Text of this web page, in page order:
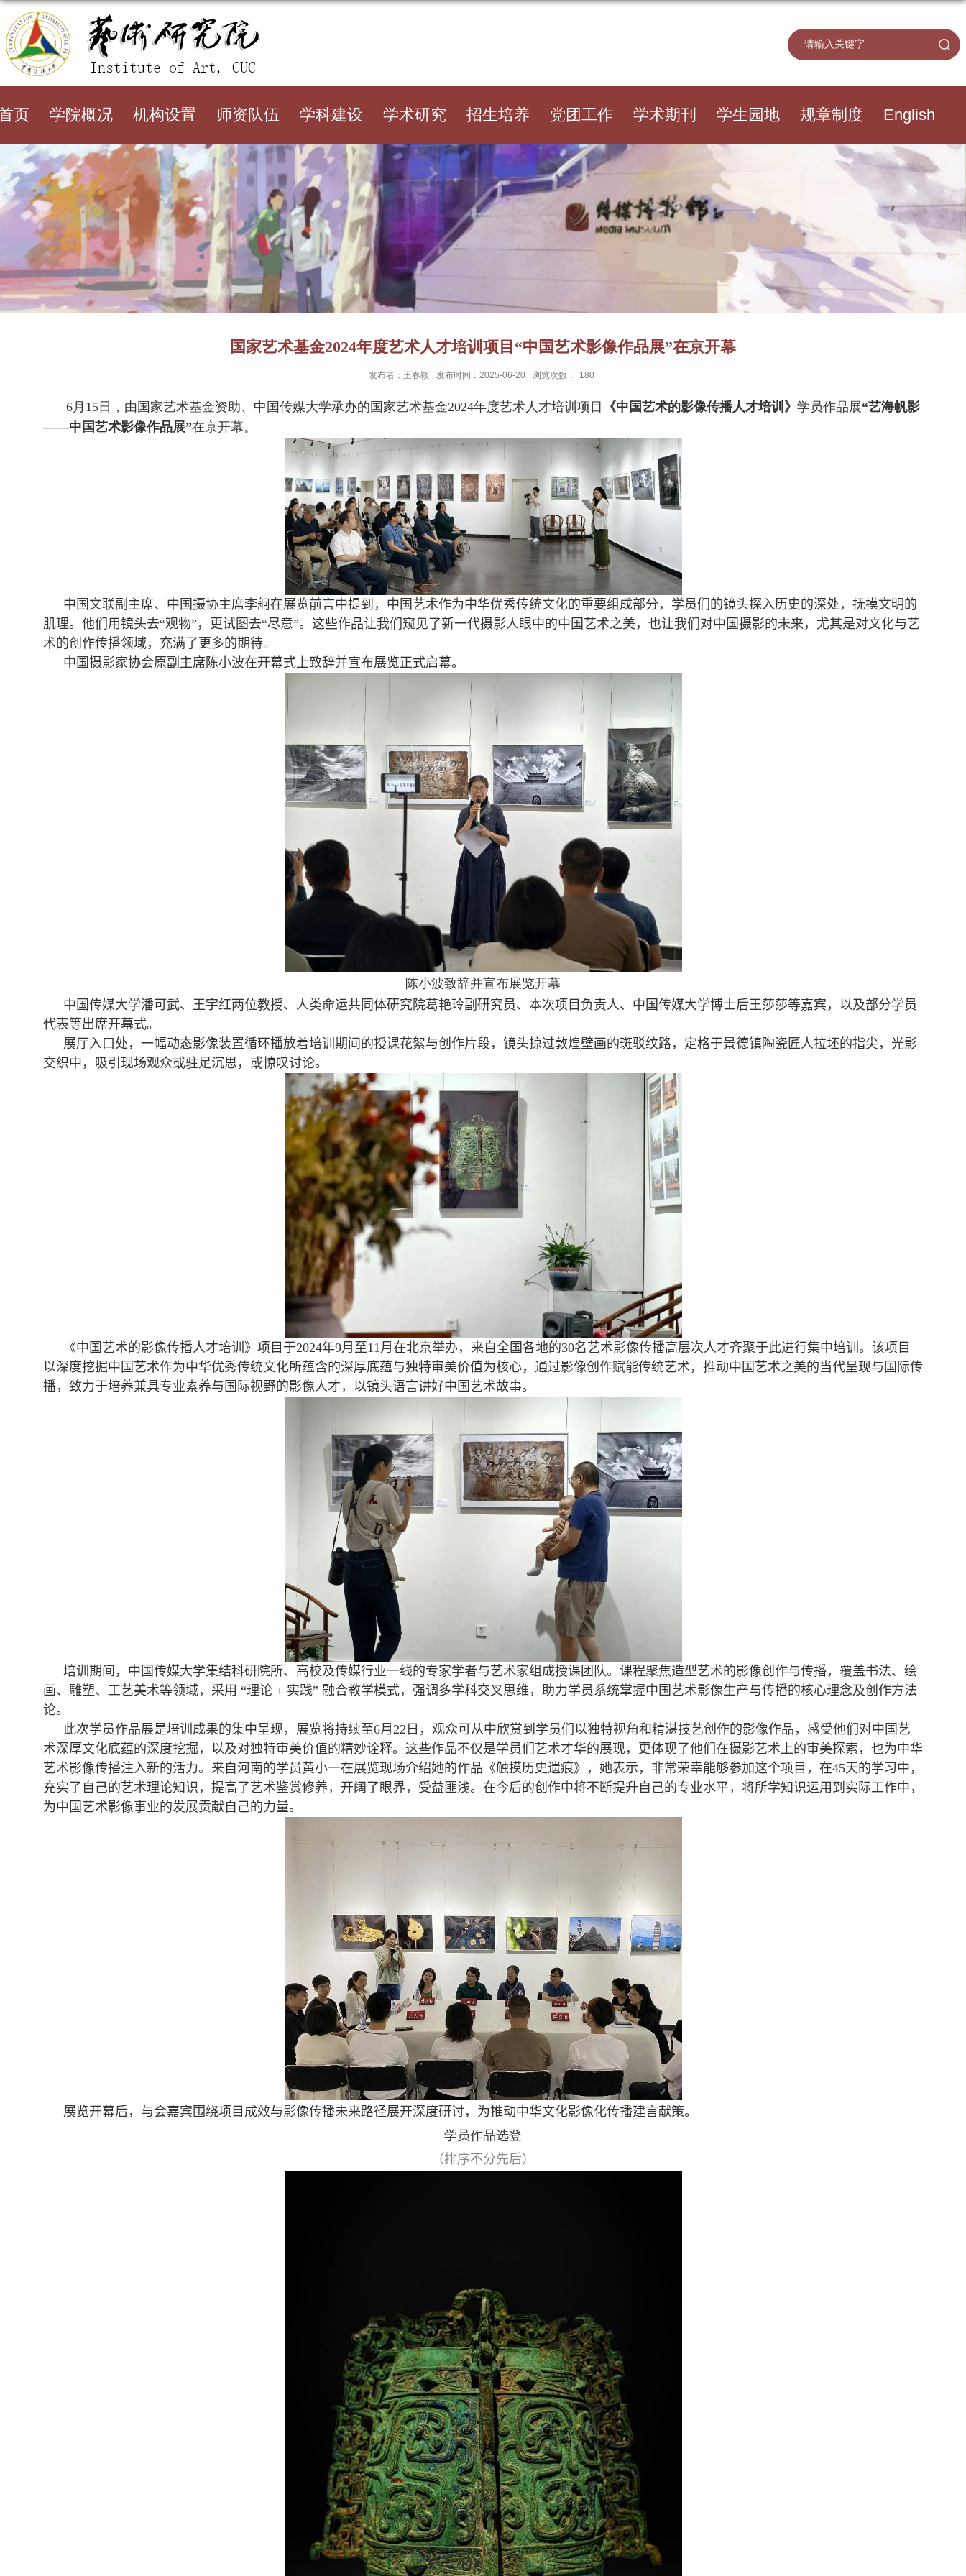
页 学院概况 机构设置 师资队伍 学科建设 学术研究 招生培养 党团工作 学术期刊 学生园地 规章制度 English
国家艺术基金2024年度艺术人才培训项目“中国艺术影像作品展”在京开幕
发布者：王春颖 发布时间：2025-06-20 浏览次数： 180
6月15日，由国家艺术基金资助、中国传媒大学承办的国家艺术基金2024年度艺术人才培训项目 《中国艺术的影像传播人才培训》 学员作品展“艺海帆影
——中国艺术影像作品展”在京开幕。
中国文联副主席、中国摄协主席李舸在展览前言中提到，中国艺术作为中华优秀传统文化的重要组成部分，学员们的镜头探入历史的深处，抚摸文明的
肌理。他们用镜头去“观物”，更试图去“尽意”。这些作品让我们窥见了新一代摄影人眼中的中国艺术之美，也让我们对中国摄影的未来，尤其是对文化与艺
术的创作传播领域，充满了更多的期待。
中国摄影家协会原副主席陈小波在开幕式上致辞并宣布展览正式启幕。
陈小波致辞并宣布展览开幕
中国传媒大学潘可武、王宇红两位教授、人类命运共同体研究院葛艳玲副研究员、本次项目负责人、中国传媒大学博士后王莎莎等嘉宾，以及部分学员
代表等出席开幕式。
展厅入口处，一幅动态影像装置循环播放着培训期间的授课花絮与创作片段，镜头掠过敦煌壁画的斑驳纹路，定格于景德镇陶瓷匠人拉坯的指尖，光影
交织中，吸引现场观众或驻足沉思，或惊叹讨论。
《中国艺术的影像传播人才培训》项目于2024年9月至11月在北京举办，来自全国各地的30名艺术影像传播高层次人才齐聚于此进行集中培训。该项目
以深度挖掘中国艺术作为中华优秀传统文化所蕴含的深厚底蕴与独特审美价值为核心，通过影像创作赋能传统艺术，推动中国艺术之美的当代呈现与国际传
播，致力于培养兼具专业素养与国际视野的影像人才，以镜头语言讲好中国艺术故事。
培训期间，中国传媒大学集结科研院所、高校及传媒行业一线的专家学者与艺术家组成授课团队。课程聚焦造型艺术的影像创作与传播，覆盖书法、绘
画、雕塑、工艺美术等领域，采用 “理论 + 实践” 融合教学模式，强调多学科交叉思维，助力学员系统掌握中国艺术影像生产与传播的核心理念及创作方法
论。
此次学员作品展是培训成果的集中呈现，展览将持续至6月 22 日，观众可从中欣赏到学员们以独特视角和精湛技艺创作的影像作品，感受他们对中国艺
术深厚文化底蕴的深度挖掘，以及对独特审美价值的精妙诠释。这些作品不仅是学员们艺术才华的展现，更体现了他们在摄影艺术上的审美探索，也为中华
艺术影像传播注入新的活力。来自河南的学员黄小一在展览现场介绍她的作品《触摸历史遗痕》，她表示，非常荣幸能够参加这个项目，在45天的学习中，
充实了自己的艺术理论知识，提高了艺术鉴赏修养，开阔了眼界，受益匪浅。在今后的创作中将不断提升自己的专业水平，将所学知识运用到实际工作中，
为中国艺术影像事业的发展贡献自己的力量。
展览开幕后，与会嘉宾围绕项目成效与影像传播未来路径展开深度研讨，为推动中华文化影像化传播建言献策。
学员作品选登
（排序不分先后）